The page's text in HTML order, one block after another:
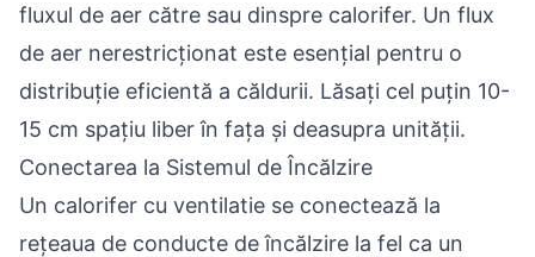
fluxul de aer către sau dinspre calorifer. Un flux
de aer nerestricționat este esențial pentru o
distribuție eficientă a căldurii. Lăsați cel puțin 10-
15 cm spațiu liber în fața și deasupra unității.
Conectarea la Sistemul de Încălzire
Un calorifer cu ventilatie se conectează la
rețeaua de conducte de încălzire la fel ca un